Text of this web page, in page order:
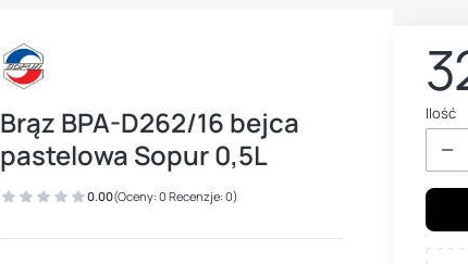
Brąz BPA-D262/16 bejca
pastelowa Sopur 0,5L
0.00(Oceny: 0 Recenzje: 0)
Ilość